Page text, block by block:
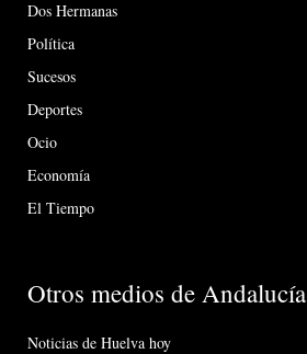
Dos Hermanas
Política
Sucesos
Deportes
Ocio
Economía
El Tiempo
Otros medios de Andalucía
Noticias de Huelva hoy